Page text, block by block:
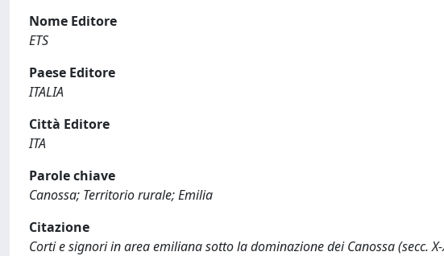
Nome Editore
ETS
Paese Editore
ITALIA
Città Editore
ITA
Parole chiave
Canossa; Territorio rurale; Emilia
Citazione
Corti e signori in area emiliana sotto la dominazione dei Canossa (secc.